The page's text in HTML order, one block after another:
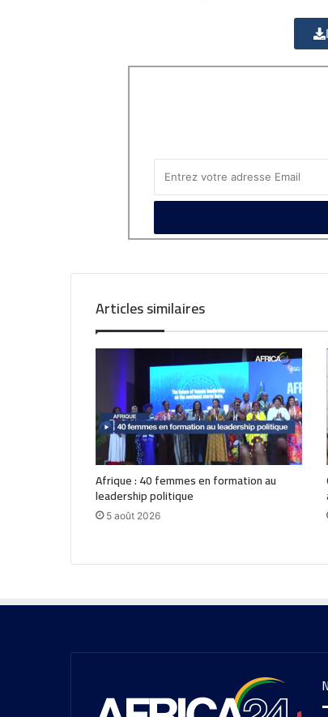
Articles similaires
Afrique : 40 femmes en formation au
leadership politique
5 août 2026